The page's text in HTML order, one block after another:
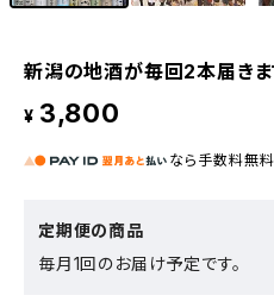
新潟の地酒が毎回2本届きます
¥ 3,800
なら 手数料無
定期便の商品
毎月1回のお届け予定です。